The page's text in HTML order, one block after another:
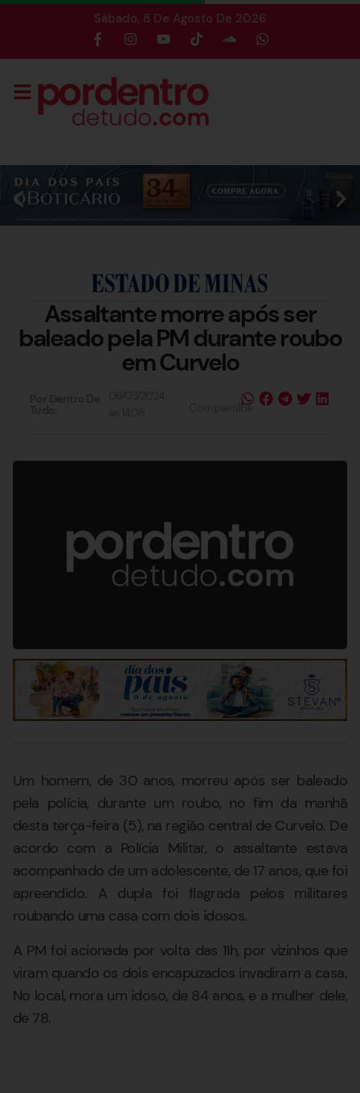
Sábado, 8 De Agosto De 2026
Assaltante morre após ser
baleado pela PM durante roubo
em Curvelo
Compartilhe
Um homem, de 30 anos, morreu após ser baleado
pela polícia, durante um roubo, no fim da manhã
desta terça-feira (5), na região central de Curvelo. De
acordo com a Polícia Militar, o assaltante estava
acompanhado de um adolescente, de 17 anos, que foi
apreendido. A dupla foi flagrada pelos militares
roubando uma casa com dois idosos.
A PM foi acionada por volta das 11h, por vizinhos que
viram quando os dois encapuzados invadiram a casa.
No local, mora um idoso, de 84 anos, e a mulher dele,
de 78.